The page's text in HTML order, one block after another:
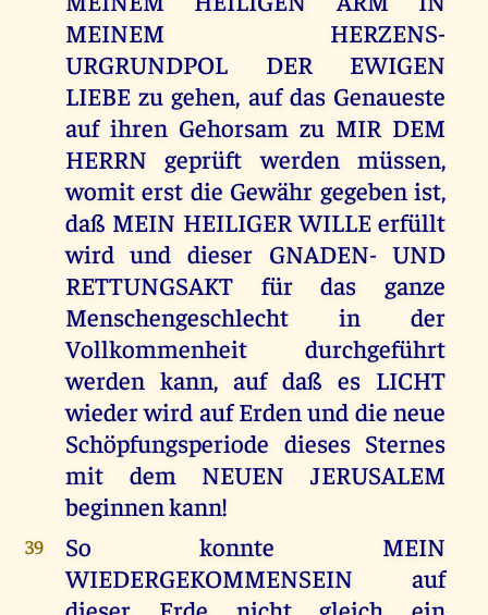
MEINEM HERZENS-
URGRUNDPOL DER EWIGEN
LIEBE zu gehen, auf das Genaueste
auf ihren Gehorsam zu MIR DEM
HERRN geprüft werden müssen,
womit erst die Gewähr gegeben ist,
daß MEIN HEILIGER WILLE erfüllt
wird und dieser GNADEN- UND
RETTUNGSAKT für das ganze
Menschengeschlecht in der
Vollkommenheit durchgeführt
werden kann, auf daß es LICHT
wieder wird auf Erden und die neue
Schöpfungsperiode dieses Sternes
mit dem NEUEN JERUSALEM
beginnen kann!
39
So konnte MEIN
WIEDERGEKOMMENSEIN auf